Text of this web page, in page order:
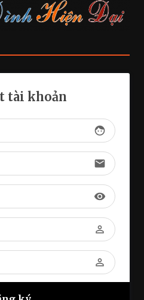
tài khoản
face
email
visibility
perm_identity
perm_identity